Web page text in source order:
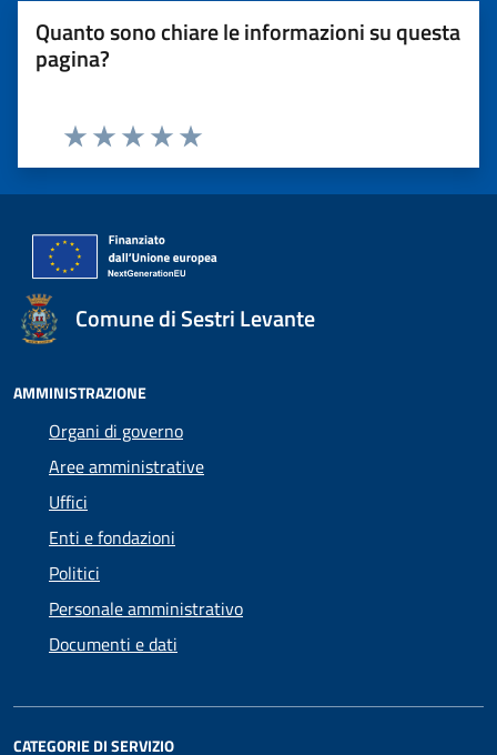
Quanto sono chiare le informazioni su questa
pagina?
Valuta 5 stelle su 5
Valuta 4 stelle su 5
Valuta 3 stelle su 5
Valuta 2 stelle su 5
Valuta 1 stelle su 5
Comune di Sestri Levante
AMMINISTRAZIONE
Organi di governo
Aree amministrative
Uffici
Enti e fondazioni
Politici
Personale amministrativo
Documenti e dati
CATEGORIE DI SERVIZIO